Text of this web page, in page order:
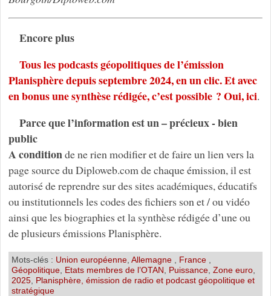
Encore plus
Tous les podcasts géopolitiques de l’émission
Planisphère depuis septembre 2024, en un clic. Et avec
en bonus une synthèse rédigée, c’est possible ? Oui, ici.
Parce que l’information est un – précieux - bien
public
A conditionde ne rien modifier et de faire un lien vers la
page source du Diploweb.com de chaque émission, il est
autorisé de reprendre sur des sites académiques, éducatifs
ou institutionnels les codes des fichiers son et / ou vidéo
ainsi que les biographies et la synthèse rédigée d’une ou
de plusieurs émissions Planisphère.
Mots-clés : Union européenne, Allemagne France
Géopolitique, Etats membres de l’OTAN Puissance, Zone euro,
2025, Planisphère, émission de radio et podcast géopolitique et
stratégique